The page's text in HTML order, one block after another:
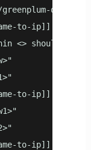
db-
to-ip]]
<> should be
to-ip]]
to-ip]]